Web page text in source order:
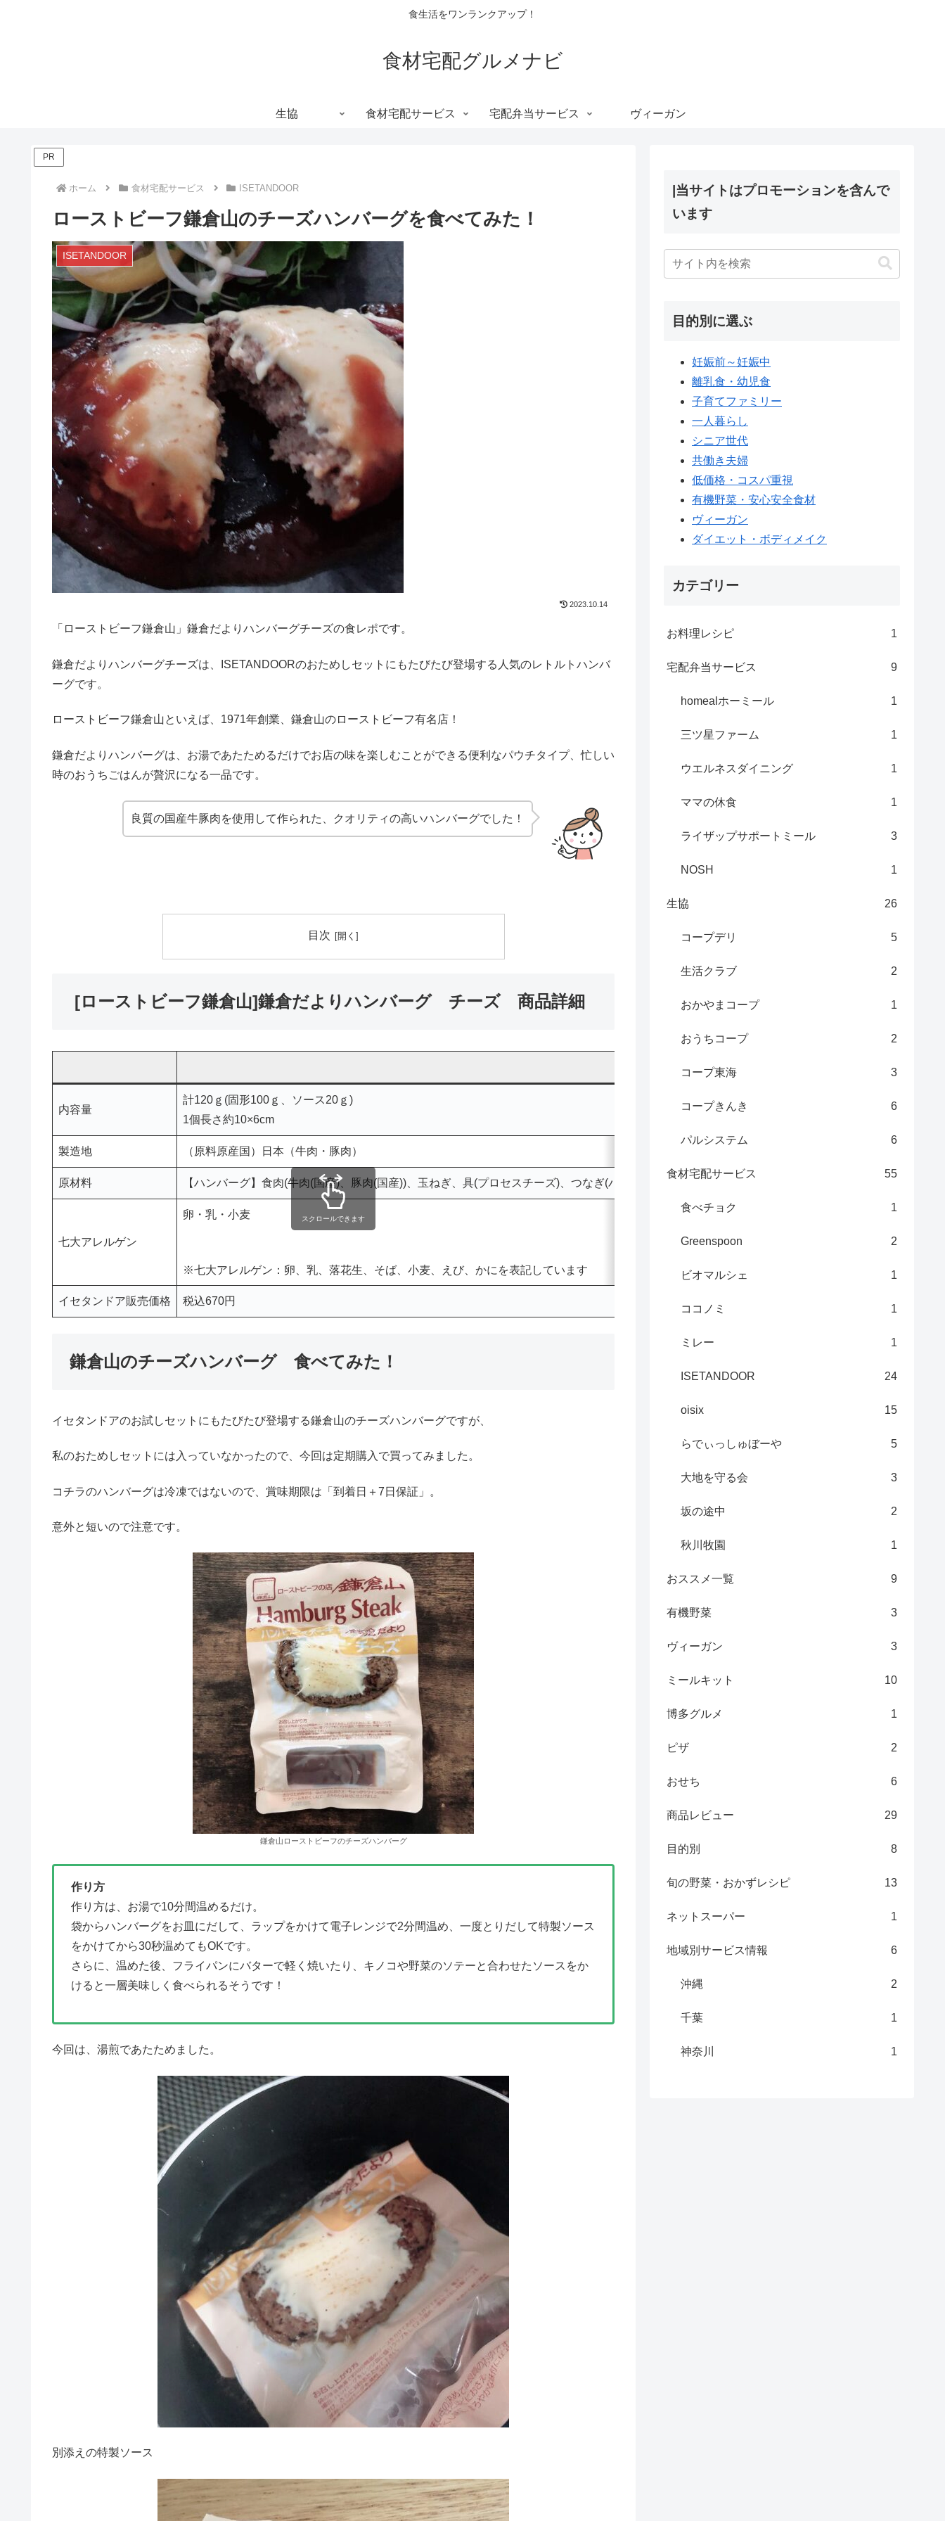
食生活をワンランクアップ！
食材宅配グルメナビ
生協 食材宅配サービス 宅配弁当サービス ヴィーガン
PR
ホーム 食材宅配サービス ISETANDOOR
ローストビーフ鎌倉山のチーズハンバーグを食べてみた！
ISETANDOOR
2023.10.14
「ローストビーフ鎌倉山」鎌倉だよりハンバーグチーズの食レポです。
鎌倉だよりハンバーグチーズは、ISETANDOORのおためしセットにもたびたび登場する人気のレトルトハンバ
ーグです。
ローストビーフ鎌倉山といえば、1971年創業、鎌倉山のローストビーフ有名店！
鎌倉だよりハンバーグは、お湯であたためるだけでお店の味を楽しむことができる便利なパウチタイプ、忙しい
時のおうちごはんが贅沢になる一品です。
良質の国産牛豚肉を使用して作られた、クオリティの高いハンバーグでした！
目次
[ローストビーフ鎌倉山]鎌倉だよりハンバーグ チーズ 商品詳細
内容量
計120ｇ(固形100ｇ、ソース20ｇ)
1個長さ約10×6cm
製造地 （原料原産国）日本（牛肉・豚肉）
原材料 【ハンバーグ】食肉(牛肉(国産)、豚肉(国産))、玉ねぎ、具(プロセスチーズ)、つなぎ(パン粉、鶏卵)、赤ワイン、生クリーム、トマトケチャップ
七大アレルゲン
卵・乳・小麦
※七大アレルゲン：卵、乳、落花生、そば、小麦、えび、かにを表記しています
イセタンドア販売価格 税込670円
スクロールできます
鎌倉山のチーズハンバーグ 食べてみた！
イセタンドアのお試しセットにもたびたび登場する鎌倉山のチーズハンバーグですが、
私のおためしセットには入っていなかったので、今回は定期購入で買ってみました。
コチラのハンバーグは冷凍ではないので、賞味期限は「到着日＋7日保証」。
意外と短いので注意です。
鎌倉山ローストビーフのチーズハンバーグ
作り方
作り方は、お湯で10分間温めるだけ。
袋からハンバーグをお皿にだして、ラップをかけて電子レンジで2分間温め、一度とりだして特製ソース
をかけてから30秒温めてもOKです。
さらに、温めた後、フライパンにバターで軽く焼いたり、キノコや野菜のソテーと合わせたソースをか
けると一層美味しく食べられるそうです！
今回は、湯煎であたためました。
別添えの特製ソース
|当サイトはプロモーションを含んで
います
目的別に選ぶ
妊娠前～妊娠中
離乳食・幼児食
子育てファミリー
一人暮らし
シニア世代
共働き夫婦
低価格・コスパ重視
有機野菜・安心安全食材
ヴィーガン
ダイエット・ボディメイク
カテゴリー
お料理レシピ 1
宅配弁当サービス 9
homealホーミール 1
三ツ星ファーム 1
ウエルネスダイニング 1
ママの休食 1
ライザップサポートミール 3
NOSH 1
生協 26
コープデリ 5
生活クラブ 2
おかやまコープ 1
おうちコープ 2
コープ東海 3
コープきんき 6
パルシステム 6
食材宅配サービス 55
食べチョク 1
Greenspoon 2
ビオマルシェ 1
ココノミ 1
ミレー 1
ISETANDOOR 24
oisix 15
らでぃっしゅぼーや 5
大地を守る会 3
坂の途中 2
秋川牧園 1
おススメ一覧 9
有機野菜 3
ヴィーガン 3
ミールキット 10
博多グルメ 1
ピザ 2
おせち 6
商品レビュー 29
目的別 8
旬の野菜・おかずレシピ 13
ネットスーパー 1
地域別サービス情報 6
沖縄 2
千葉 1
神奈川 1